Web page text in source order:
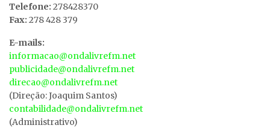
Telefone: 278428370
Fax: 278 428 379
E-mails:
informacao@ondalivrefm.net
publicidade@ondalivrefm.net
direcao@ondalivrefm.net
(Direção: Joaquim Santos)
contabilidade@ondalivrefm.net
(Administrativo)